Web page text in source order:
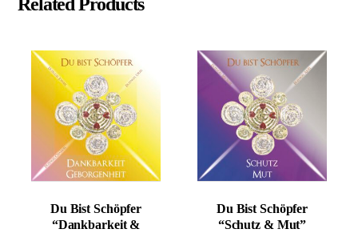
Du Bist Schöpfer
“Dankbarkeit &
Du Bist Schöpfer
“Schutz & Mut”